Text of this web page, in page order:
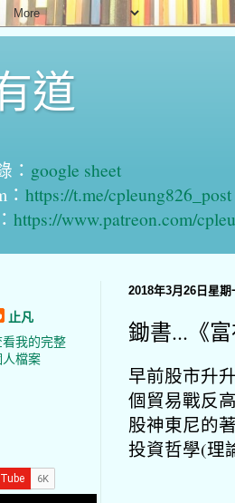
道
： google sheet
https://t.me/cpleung826_post
https://www.patreon.com/
2018年3月26日星期
鋤書...《
早前股市升
個貿易戰反
股神東尼的
投資哲學(理
止凡
我的完整
檔案